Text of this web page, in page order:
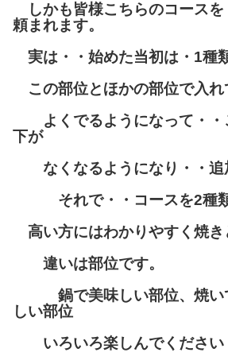
しかも皆様こちらのコースを
頼まれます。
実は・・始めた当初は・1種
この部位とほかの部位で入れ
よくでるようになって・・
下が
なくなるようになり・・追
それで・・コースを2種類
高い方にはわかりやすく焼き
違いは部位です。
鍋で美味しい部位、焼い
しい部位
いろいろ楽しんでください